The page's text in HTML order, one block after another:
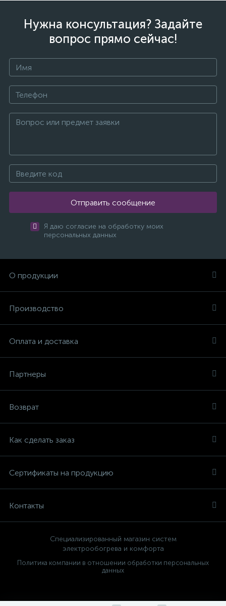
Нужна консультация? Задайте
вопрос прямо сейчас!
Отправить сообщение
Я даю согласие на обработку моих
персональных данных
О продукции
Производство
Оплата и доставка
Партнеры
Возврат
Как сделать заказ
Сертификаты на продукцию
Контакты
Специализированный магазин систем
электрообогрева и комфорта
Политика компании в отношении обработки персональных
данных